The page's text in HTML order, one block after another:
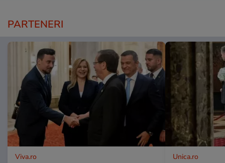
PARTENERI
Viva.ro Unica.ro